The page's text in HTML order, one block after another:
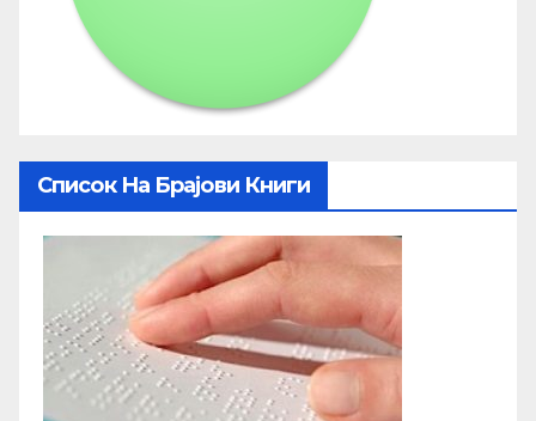
Список На Брајови Книги